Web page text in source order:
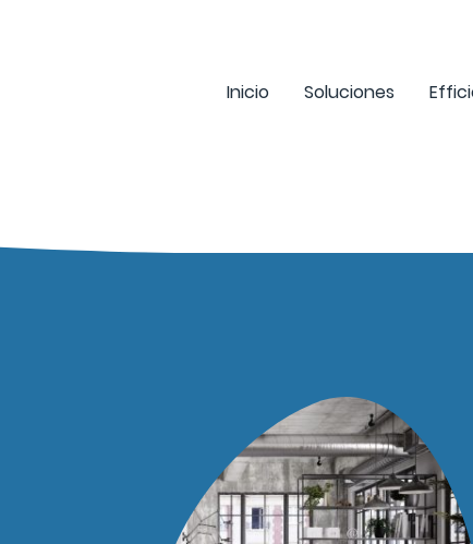
Inicio Soluciones